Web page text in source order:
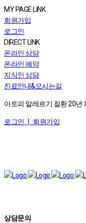
MY PAGE LINK
회원가입
로그인
DIRECT LINK
온라인 상담
온라인 예약
지식인 상담
진료안내&오시는길
아토피·알레르기 질환 20년
로그인 | 회원가입
상담문의